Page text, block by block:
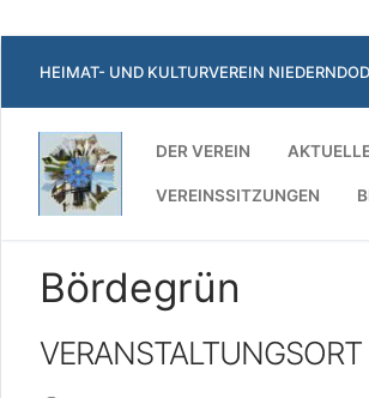
Inhalt
springen
HEIMAT- UND KULTURVEREIN
DER VEREIN
VEREINSSITZUNGEN
Bördegrün
VERANSTALTUNGSORT